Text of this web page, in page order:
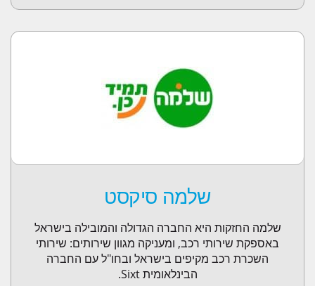
שלמה סיקסט
שלמה החזקות היא החברה הגדולה והמובילה בישראל
באספקת שירותי רכב, ומעניקה מגוון שירותים: שירותי
השכרת רכב מקיפים בישראל ובחו"ל עם החברה
הבינלאומית Sixt.